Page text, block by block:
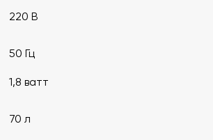
устройств и элементов
трубопроводов стенда
измерительных приборов
инструмента
220 В
50 Гц
1,8 ватт
70 л